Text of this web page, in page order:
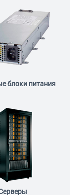
блоки питания